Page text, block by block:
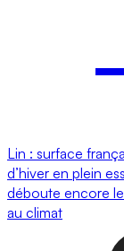
Lin : surface
d’hiver en plein
déboute encore
au climat